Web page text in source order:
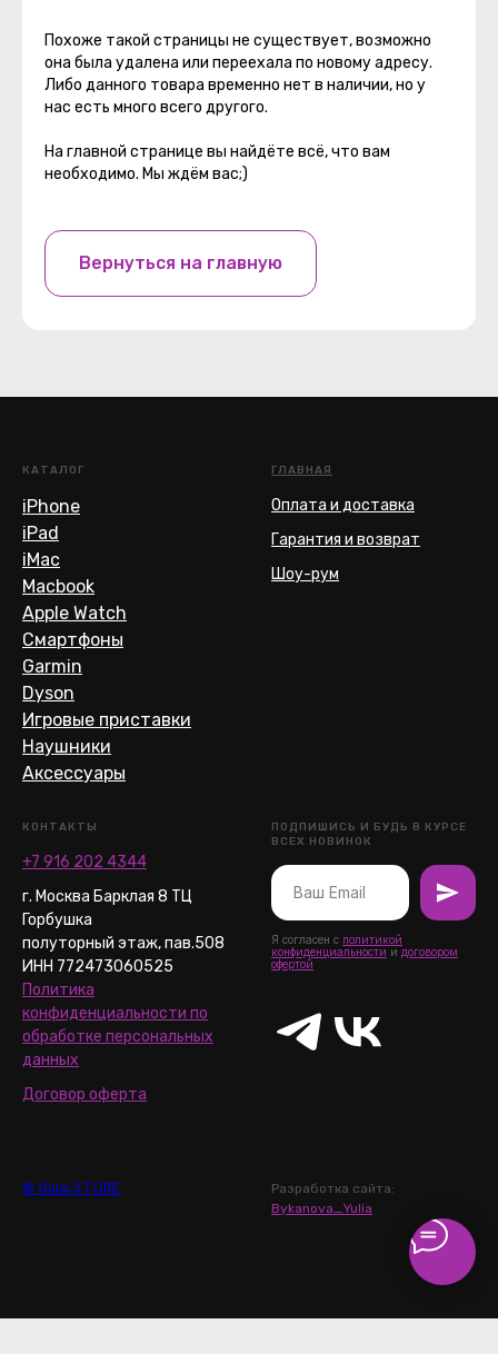
Похоже такой страницы не существует, возможно
она была удалена или переехала по новому адресу.
Либо данного товара временно нет в наличии, но у
нас есть много всего другого.
На главной странице вы найдёте всё, что вам
необходимо. Мы ждём вас;)
Вернуться на главную
КАТАЛОГ
iPhone
iPad
iMac
Macbook
Apple Watch
Смартфоны
Garmin
Dyson
Игровые приставки
Наушники
Аксессуары
ГЛАВНАЯ
Оплата и доставка
Гарантия и возврат
Шоу-рум
КОНТАКТЫ
+7 916 202 4344
г. Москва Барклая 8 ТЦ
Горбушка
полуторный этаж, пав.508
ИНН 772473060525
Политика
конфиденциальности по
обработке персональных
данных
Договор оферта
ПОДПИШИСЬ И БУДЬ В КУРСЕ
ВСЕХ НОВИНОК
Я согласен с политикой
конфиденциальности и договором
офертой
© Gulai.STORE
Разработка сайта:
Bykanova_Yulia